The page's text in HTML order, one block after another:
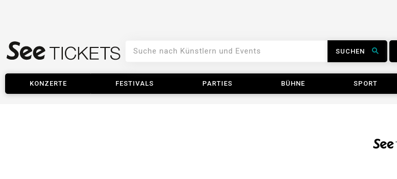
SUCHEN
KONZERTE FESTIVALS PARTIES BÜHNE SPORT